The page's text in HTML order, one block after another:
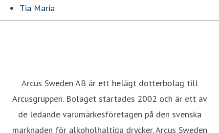
Tia Maria
Arcus Sweden AB är ett helägt dotterbolag till
Arcusgruppen. Bolaget startades 2002 och är ett av
de ledande varumärkesföretagen på den svenska
marknaden för alkoholhaltiga drycker. Arcus Sweden